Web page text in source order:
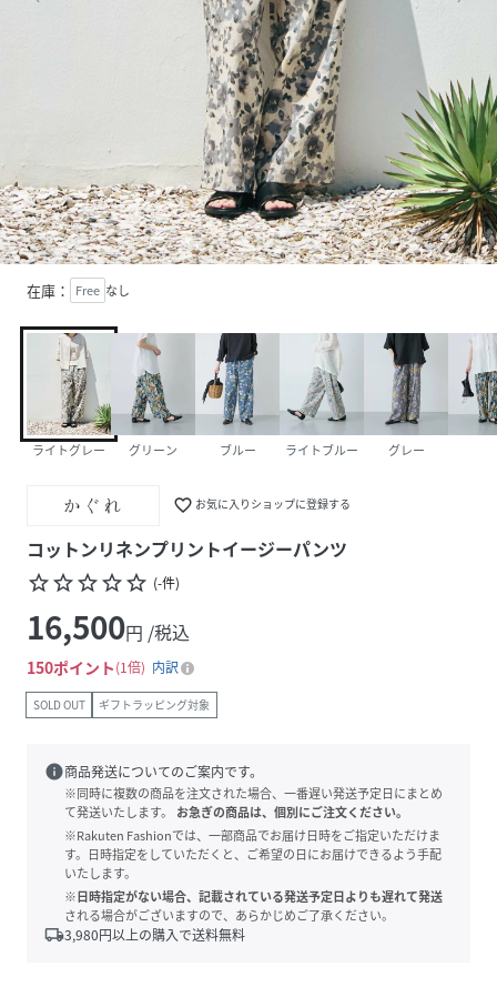
在庫： Free なし
ライトグレー グリーン ブルー ライトブルー グレー
favorite_border お気に入りショップに登録する
コットンリネンプリントイージーパンツ
star_borderstar_borderstar_borderstar_borderstar_border (-件)
16,500円 /税込
150ポイント 1倍 内訳
SOLD OUT ギフトラッピング対象
info商品発送についてのご案内です。
※同時に複数の商品を注文された場合、一番遅い発送予定日にまとめ
て発送いたします。
お急ぎの商品は、個別にご注文ください。
※Rakuten Fashionでは、一部商品でお届け日時をご指定いただけま
す。日時指定をしていただくと、ご希望の日にお届けできるよう手配
いたします。
※日時指定がない場合、記載されている発送予定日よりも遅れて発送
される場合がございますので、あらかじめご了承ください。
local_shipping3,980円以上の購入で送料無料